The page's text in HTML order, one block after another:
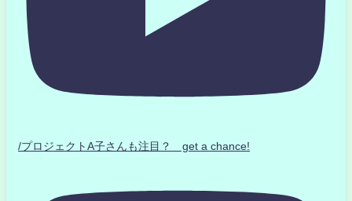
/プロジェクトA子さんも注目？ get a chance!